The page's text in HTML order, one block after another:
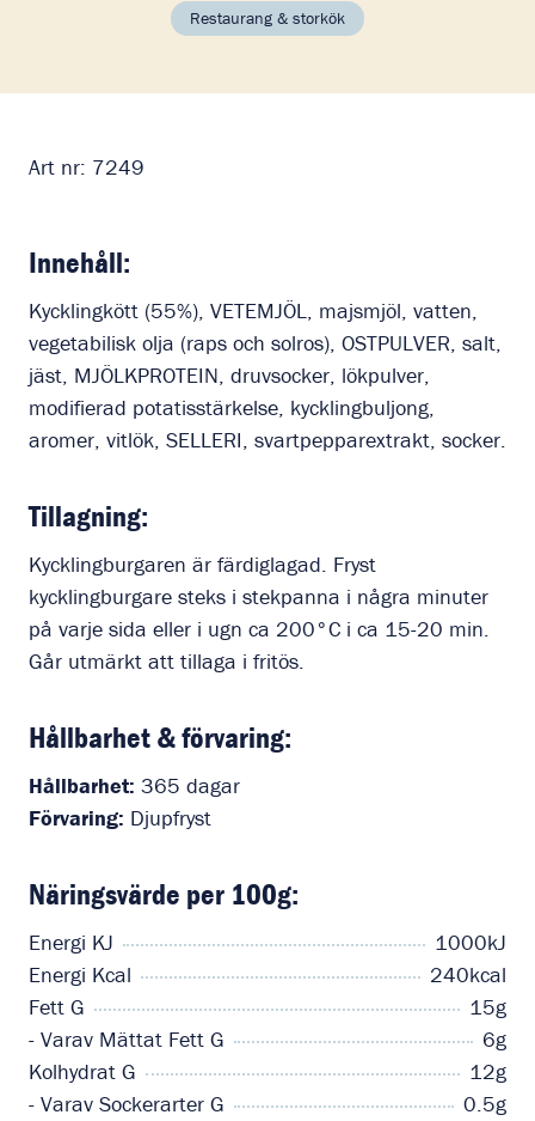
Restaurang & storkök
Art nr: 7249
Innehåll:
Kycklingkött (55%), VETEMJÖL, majsmjöl, vatten,
vegetabilisk olja (raps och solros), OSTPULVER, salt,
jäst, MJÖLKPROTEIN, druvsocker, lökpulver,
modifierad potatisstärkelse, kycklingbuljong,
aromer, vitlök, SELLERI, svartpepparextrakt, socker.
Tillagning:
Kycklingburgaren är färdiglagad. Fryst
kycklingburgare steks i stekpanna i några minuter
på varje sida eller i ugn ca 200°C i ca 15-20 min.
Går utmärkt att tillaga i fritös.
Hållbarhet & förvaring:
Hållbarhet: 365 dagar
Förvaring: Djupfryst
Näringsvärde per 100g:
Energi KJ
1000kJ
Energi Kcal
240kcal
Fett G
15g
- Varav Mättat Fett G
6g
Kolhydrat G
12g
- Varav Sockerarter G
0.5g